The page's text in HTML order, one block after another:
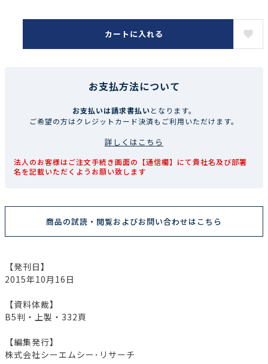
カートに入れる
お支払方法について
お支払いは請求書払いとなります。
ご希望の方はクレジットカード決済もご利用いただけます。
詳しくはこちら
法人のお客様はご注文手続き画面の【通信欄】にて貴社名及び部署
名を記載いただくようお願い致します
商品の試読・閲覧およびお問い合わせはこちら
【発刊日】
2015年10月16日
【資料体裁】
B5判・上製・332頁
【編集発行】
株式会社シーエムシー･リサーチ